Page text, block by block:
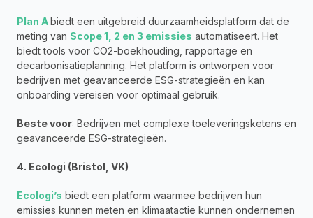
Plan Abiedt een uitgebreid duurzaamheidsplatform dat de
meting van Scope 1, 2 en 3 emissies automatiseert. Het
biedt tools voor CO2-boekhouding, rapportage en
decarbonisatieplanning. Het platform is ontworpen voor
bedrijven met geavanceerde ESG-strategieën en kan
onboarding vereisen voor optimaal gebruik.
Beste voor: Bedrijven met complexe toeleveringsketens en
geavanceerde ESG-strategieën.
4. Ecologi (Bristol, VK)
Ecologi’s biedt een platform waarmee bedrijven hun
emissies kunnen meten en klimaatactie kunnen ondernemen